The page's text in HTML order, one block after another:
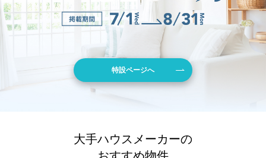
特設ページへ
大手ハウスメーカーの